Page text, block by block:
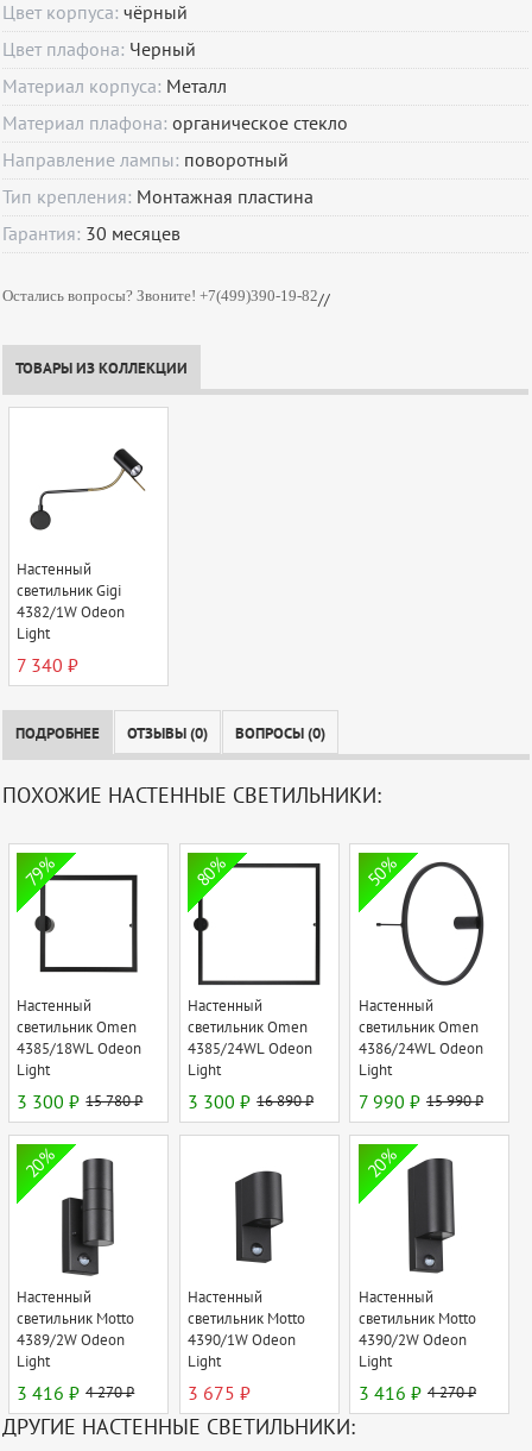
Цвет корпуса:чёрный
Цвет плафона: Черный
Материал корпуса: Металл
Материал плафона:органическое стекло
Направление лампы: поворотный
Тип крепления: Монтажная пластина
Гарантия: 30 месяцев
Остались вопросы? Звоните! +7(499)390-19-82//
ТОВАРЫ ИЗ КОЛЛЕКЦИИ
Настенный
светильник Gigi
4382/1W Odeon
Light
7 340 ₽
ПОДРОБНЕЕ ОТЗЫВЫ (0) ВОПРОСЫ (0)
ПОХОЖИЕ НАСТЕННЫЕ СВЕТИЛЬНИКИ:
79%
Настенный
светильник Omen
4385/18WL Odeon
Light
3 300 ₽ 15 780 ₽
80%
Настенный
светильник Omen
4385/24WL Odeon
Light
3 300 ₽ 16 890 ₽
50%
Настенный
светильник Omen
4386/24WL Odeon
Light
7 990 ₽ 15 990 ₽
20%
Настенный
светильник Motto
4389/2W Odeon
Light
3 416 ₽ 4 270 ₽
Настенный
светильник Motto
4390/1W Odeon
Light
3 675 ₽
20%
Настенный
светильник Motto
4390/2W Odeon
Light
3 416 ₽ 4 270 ₽
ДРУГИЕ НАСТЕННЫЕ СВЕТИЛЬНИКИ: